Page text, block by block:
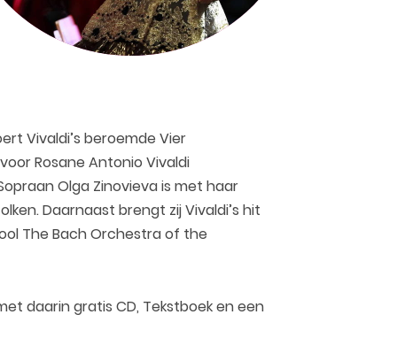
Vivaldi’s beroemde Vier
Rosane Antonio Vivaldi
Olga Zinovieva is met haar
Daarnaast brengt zij Vivaldi’s hit
The Bach Orchestra of the
daarin gratis CD, Tekstboek en een